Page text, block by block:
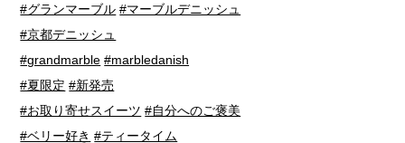
#グランマーブル #マーブルデニッシュ
#京都デニッシュ
#grandmarble #marbledanish
#夏限定 #新発売
#お取り寄せスイーツ #自分へのご褒美
#ベリー好き #ティータイム